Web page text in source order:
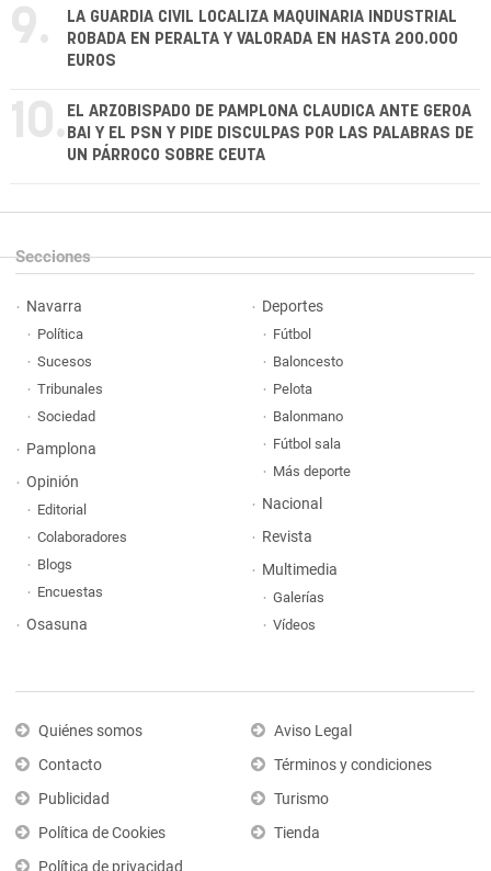
9.
LA GUARDIA CIVIL LOCALIZA MAQUINARIA INDUSTRIAL
ROBADA EN PERALTA Y VALORADA EN HASTA 200.000
EUROS
10. EL ARZOBISPADO DE PAMPLONA CLAUDICA ANTE GEROA
BAI Y EL PSN Y PIDE DISCULPAS POR LAS PALABRAS DE
UN PÁRROCO SOBRE CEUTA
Secciones
Navarra
Política
Sucesos
Tribunales
Sociedad
Pamplona
Opinión
Editorial
Colaboradores
Blogs
Encuestas
Osasuna
Deportes
Fútbol
Baloncesto
Pelota
Balonmano
Fútbol sala
Más deporte
Nacional
Revista
Multimedia
Galerías
Vídeos
Quiénes somos
Contacto
Publicidad
Política de Cookies
Política de privacidad
Aviso Legal
Términos y condiciones
Turismo
Tienda